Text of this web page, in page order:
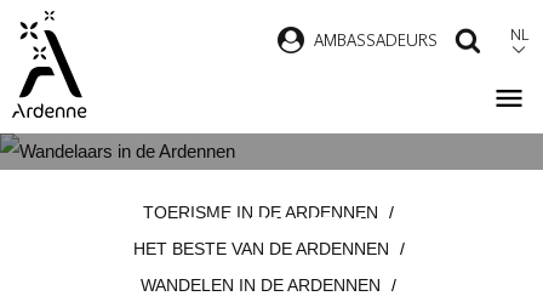
Overslaan
naar
inhoud
AMBASSADEURS NL
ARDENNEN
TOERISME IN DE ARDENNEN
HET BESTE VAN DE ARDENNEN
WANDELEN IN DE ARDENNEN